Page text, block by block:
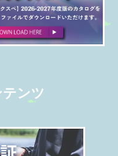
ンツ